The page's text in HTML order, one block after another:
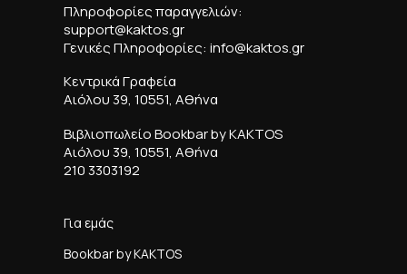
Πληροφορίες παραγγελιών:
support@kaktos.gr
Γενικές Πληροφορίες: info@kaktos.gr
Κεντρικά Γραφεία
Αιόλου 39, 10551, Αθήνα
Βιβλιοπωλείο Bookbar by KAKTOS
Αιόλου 39, 10551, Αθήνα
210 3303192
Για εμάς
Bookbar by KAKTOS